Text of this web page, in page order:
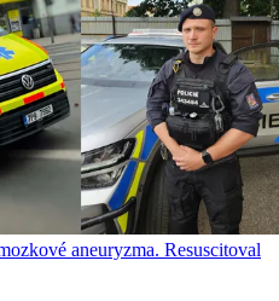
aneuryzma. Resuscitoval